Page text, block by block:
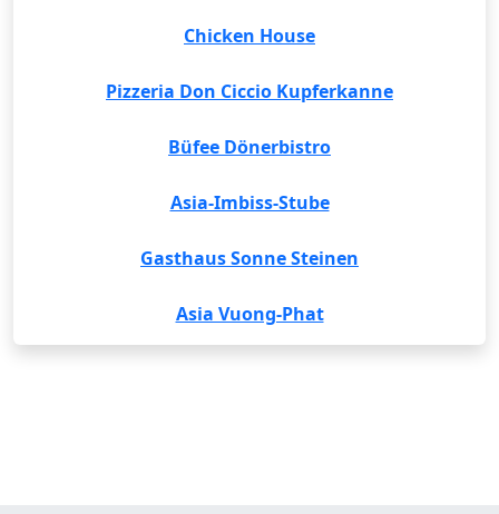
Chicken House
Pizzeria Don Ciccio Kupferkanne
Büfee Dönerbistro
Asia-Imbiss-Stube
Gasthaus Sonne Steinen
Asia Vuong-Phat